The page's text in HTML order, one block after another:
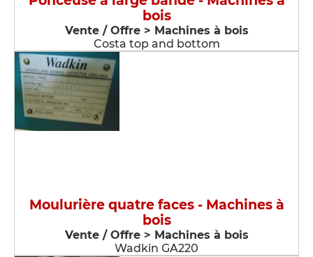
bois
Vente / Offre > Machines à bois
Costa top and bottom
Moulurière quatre faces - Machines à
bois
Vente / Offre > Machines à bois
Wadkin GA220